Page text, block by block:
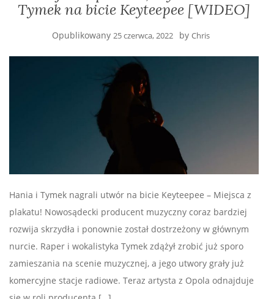
Tymek na bicie Keyteepee [WIDEO]
Opublikowany 25 czerwca, 2022 by Chris
Hania i Tymek nagrali utwór na bicie Keyteepee – Miejsca z
plakatu! Nowosądecki producent muzyczny coraz bardziej
rozwija skrzydła i ponownie został dostrzeżony w głównym
nurcie. Raper i wokalistyka Tymek zdążył zrobić już sporo
zamieszania na scenie muzycznej, a jego utwory grały już
komercyjne stacje radiowe. Teraz artysta z Opola odnajduje